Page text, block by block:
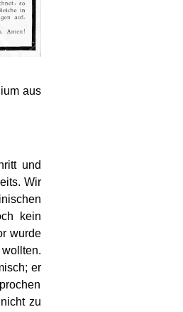
aus
und
Wir
kein
wurde
er
zu